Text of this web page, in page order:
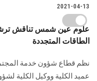
2021-04-13
علوم عين شمس تناقش
الطاقات المتجددة
نظم قطاع شؤون خدمة المجتمع
عميد الكلية ووكيل الكلية